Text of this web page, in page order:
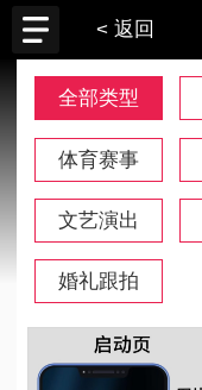
< 返回
全部类型
体育赛事
文艺演出
婚礼跟拍